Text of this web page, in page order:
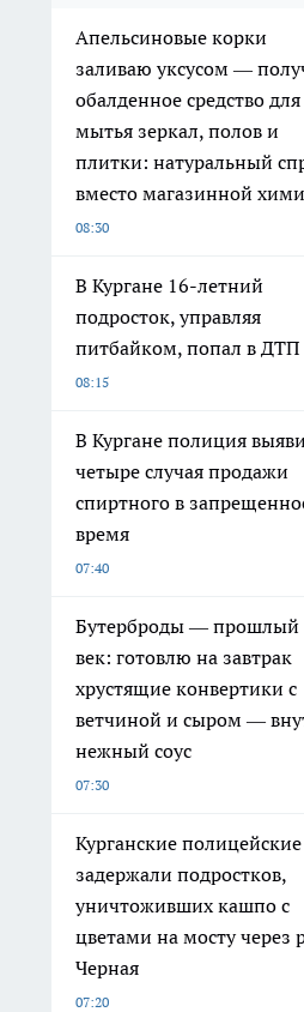
Апельсиновые корки
заливаю уксусом —
обалденное средство для
мытья зеркал, полов и
плитки: натуральный
вместо магазинной
08:30
В Кургане 16-летний
подросток, управляя
питбайком, попал в ДТП
08:15
В Кургане полиция
четыре случая продажи
спиртного в
время
07:40
Бутерброды — прошлый
век: готовлю на завтрак
хрустящие конвертики с
ветчиной и сыром —
нежный соус
07:30
Курганские полицейские
задержали подростков,
уничтоживших кашпо с
цветами на мосту через
Черная
07:20